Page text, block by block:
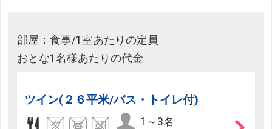
部屋：食事/1室あたりの定員
おとな1名様あたりの代金
ツイン(２６平米/バス・トイレ付)
1～3名